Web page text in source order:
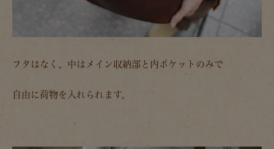
フタはなく、中はメイン収納部と内ポケットのみで
自由に荷物を入れられます。